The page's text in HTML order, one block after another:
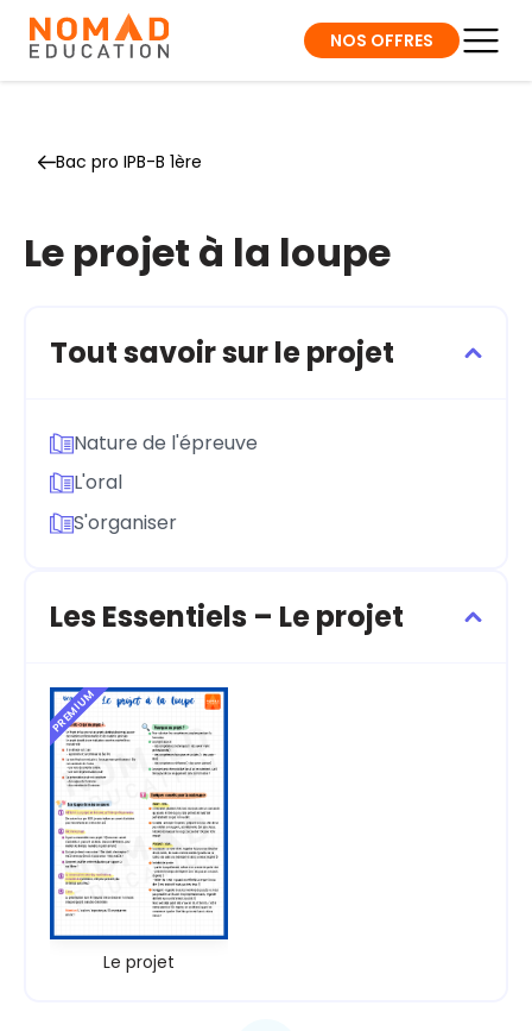
NOS OFFRES
Bac pro IPB-B 1ère
Le projet à la loupe
Tout savoir sur le projet
Nature de l'épreuve
L'oral
S'organiser
Les Essentiels – Le projet
PREMIUM
Le projet